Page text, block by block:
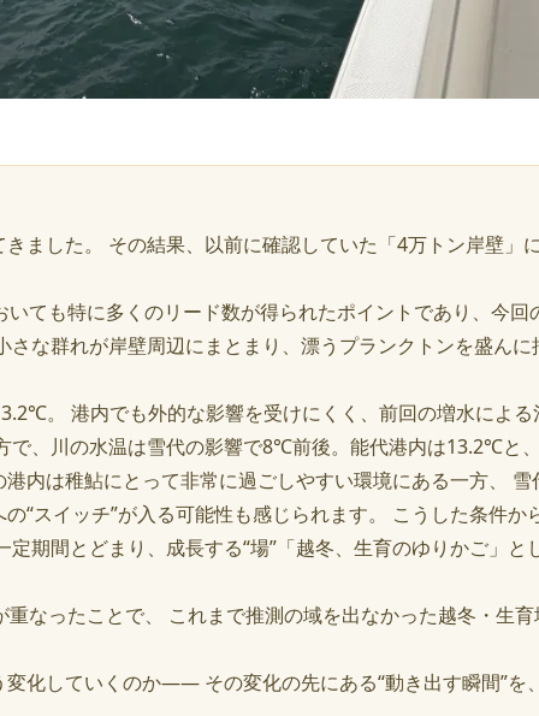
ました。 その結果、以前に確認していた「4万トン岸壁」
ても特に多くのリード数が得られたポイントであり、今
さな群れが岸壁周辺にまとまり、漂うプランクトンを盛ん
。 港内でも外的な影響を受けにくく、前回の増水によ
で、川の水温は雪代の影響で8℃前後。能代港内は13.2℃と
内は稚鮎にとって非常に過ごしやすい環境にある一方、
“スイッチ”が入る可能性も感じられます。 こうした条件
期間とどまり、成長する“場”「越冬、生育のゆりかご」
なったことで、 これまで推測の域を出なかった越冬・生
化していくのか―― その変化の先にある“動き出す瞬間”を